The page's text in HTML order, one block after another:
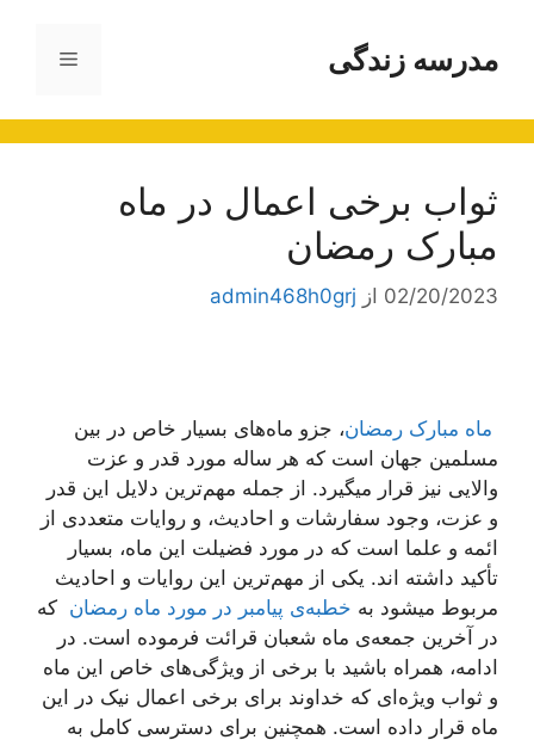
محتوامدرسه زندگی فهرست
ثواب برخی اعمال در ماه
مبارک رمضان
02/20/2023 از admin468h0grj
ماه مبارک رمضان، جزو ماه‌های بسیار خاص در بین
مسلمین جهان است که هر ساله مورد قدر و عزت
والایی نیز قرار میگیرد. از جمله مهم‌ترین دلایل این قدر
و عزت، وجود سفارشات و احادیث، و روایات متعددی از
ائمه و علما است که در مورد فضیلت این ماه، بسیار
تأکید داشته اند. یکی از مهم‌ترین این روایات و احادیث
مربوط میشود به خطبه‌ی پیامبر در مورد ماه رمضان که
در آخرین جمعه‌ی ماه شعبان قرائت فرموده است. در
ادامه، همراه باشید با برخی از ویژگی‌های خاص این ماه
و ثواب ویژه‌ای که خداوند برای برخی اعمال نیک در این
ماه قرار داده است. همچنین برای دسترسی کامل به